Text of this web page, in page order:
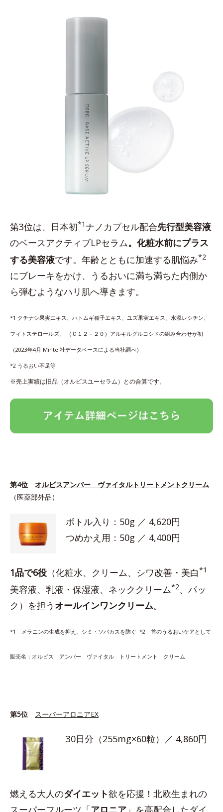
第3位は、日本初*1ナノカプセル配合先行型美容液
のベースアクティブLPセラム。化粧水前にプラス
する美容液です。年齢とともに加速する肌悩み*2
にブレーキをかけ、うるおいに満ち満ちた内側か
ら弾むようなハリ肌へ導きます。
*1 クチナシ果実エキス、ハトムギ種子エキス、ユズ果実エキス、水添レシチン、
フィトステロールズ、 （Ｃ１２－２０）アルキルグルコシドの組み合わせが初
（2023年4月 Mintel社データベースによる当社調べ）
*2 うるおい不足等
※売上実績は旧品（オルビスユーセラム）との合算です。
第4位
オルビスアンバー ヴァイタルトリートメントクリーム
（医薬部外品）
ボトル入り：50g ／ 4,620円
つめかえ用：50g ／ 4,400円
1品で6役 （化粧水、クリーム、シワ改善・美白*1
美容液、乳液・保湿液、ネッククリーム*2、パッ
ク）を担う オールインワンクリーム。
*1 メラニンの生成を抑え、シミ・ソバカスを防ぐ *2 首のうるおいケアとして
販売名：オルビス アンバー ヴァイタル トリートメント クリーム
第5位 スーパーアロニアEX
30日分（255mg×60粒）／ 4,860円
燃える大人のダイエット欲を応援！北欧生まれの
スーパーフルーツ「アロニア 」を高配合したダイ